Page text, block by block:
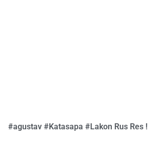
#agustav #Katasapa #Lakon Rus Res !